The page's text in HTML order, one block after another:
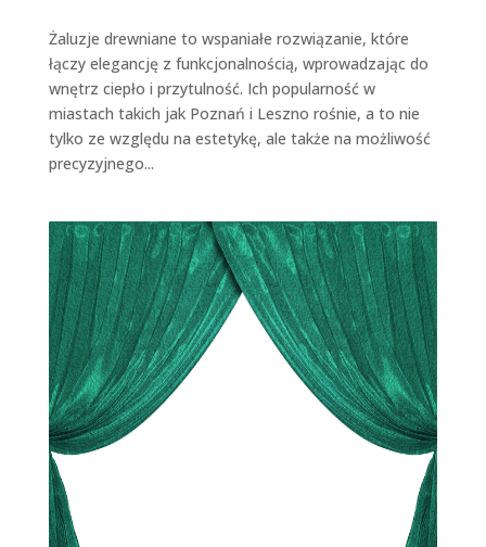
Żaluzje drewniane to wspaniałe rozwiązanie, które
łączy elegancję z funkcjonalnością, wprowadzając do
wnętrz ciepło i przytulność. Ich popularność w
miastach takich jak Poznań i Leszno rośnie, a to nie
tylko ze względu na estetykę, ale także na możliwość
precyzyjnego...